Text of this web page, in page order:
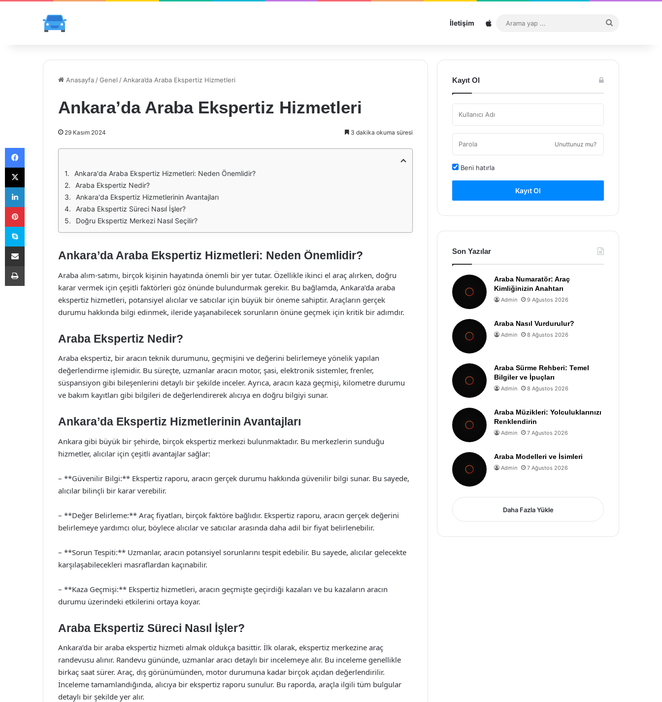
İletişim Sitemap
...
Anasayfa /Genel / Ankara’da Araba Ekspertiz Hizmetleri
Ankara’da Araba Ekspertiz Hizmetleri
29 Kasım 2024 3 dakika okuma süresi
Ankara'da Araba Ekspertiz Hizmetleri: Neden Önemlidir?
Araba Ekspertiz Nedir?
Ankara'da Ekspertiz Hizmetlerinin Avantajları
Araba Ekspertiz Süreci Nasıl İşler?
Doğru Ekspertiz Merkezi Nasıl Seçilir?
Ankara’da Araba Ekspertiz Hizmetleri: Neden Önemlidir?
Araba alım-satımı, birçok kişinin hayatında önemli bir yer tutar. Özellikle ikinci el araç alırken, doğru
karar vermek için çeşitli faktörleri göz önünde bulundurmak gerekir. Bu bağlamda, Ankara’da araba
ekspertiz hizmetleri, potansiyel alıcılar ve satıcılar için büyük bir öneme sahiptir. Araçların gerçek
durumu hakkında bilgi edinmek, ileride yaşanabilecek sorunların önüne geçmek için kritik bir adımdır.
Araba Ekspertiz Nedir?
Araba ekspertiz, bir aracın teknik durumunu, geçmişini ve değerini belirlemeye yönelik yapılan
değerlendirme işlemidir. Bu süreçte, uzmanlar aracın motor, şasi, elektronik sistemler, frenler,
süspansiyon gibi bileşenlerini detaylı bir şekilde inceler. Ayrıca, aracın kaza geçmişi, kilometre durumu
ve bakım kayıtları gibi bilgileri de değerlendirerek alıcıya en doğru bilgiyi sunar.
Ankara’da Ekspertiz Hizmetlerinin Avantajları
Ankara gibi büyük bir şehirde, birçok ekspertiz merkezi bulunmaktadır. Bu merkezlerin sunduğu
hizmetler, alıcılar için çeşitli avantajlar sağlar:
– **Güvenilir Bilgi:** Ekspertiz raporu, aracın gerçek durumu hakkında güvenilir bilgi sunar. Bu sayede,
alıcılar bilinçli bir karar verebilir.
– **Değer Belirleme:** Araç fiyatları, birçok faktöre bağlıdır. Ekspertiz raporu, aracın gerçek değerini
belirlemeye yardımcı olur, böylece alıcılar ve satıcılar arasında daha adil bir fiyat belirlenebilir.
– **Sorun Tespiti:** Uzmanlar, aracın potansiyel sorunlarını tespit edebilir. Bu sayede, alıcılar gelecekte
karşılaşabilecekleri masraflardan kaçınabilir.
– **Kaza Geçmişi:** Ekspertiz hizmetleri, aracın geçmişte geçirdiği kazaları ve bu kazaların aracın
durumu üzerindeki etkilerini ortaya koyar.
Araba Ekspertiz Süreci Nasıl İşler?
Ankara’da bir araba ekspertiz hizmeti almak oldukça basittir. İlk olarak, ekspertiz merkezine araç
randevusu alınır. Randevu gününde, uzmanlar aracı detaylı bir incelemeye alır. Bu inceleme genellikle
birkaç saat sürer. Araç, dış görünümünden, motor durumuna kadar birçok açıdan değerlendirilir.
İnceleme tamamlandığında, alıcıya bir ekspertiz raporu sunulur. Bu raporda, araçla ilgili tüm bulgular
detaylı bir şekilde yer alır.
Kayıt Ol
Unuttunuz mu?
Beni hatırla
Kayıt Ol
Son Yazılar
Araba Numaratör: Araç
Kimliğinizin Anahtarı
Admin 9 Ağustos 2026
Araba Nasıl Vurdurulur?
Admin 8 Ağustos 2026
Araba Sürme Rehberi: Temel
Bilgiler ve İpuçları
Admin 8 Ağustos 2026
Araba Müzikleri: Yolculuklarınızı
Renklendirin
Admin 7 Ağustos 2026
Araba Modelleri ve İsimleri
Admin 7 Ağustos 2026
Daha Fazla Yükle
Facebook
X
LinkedIn
Pinterest
Skype
E-Posta ile paylaş